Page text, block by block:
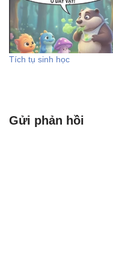
Tích tụ sinh học
Gửi phản hồi